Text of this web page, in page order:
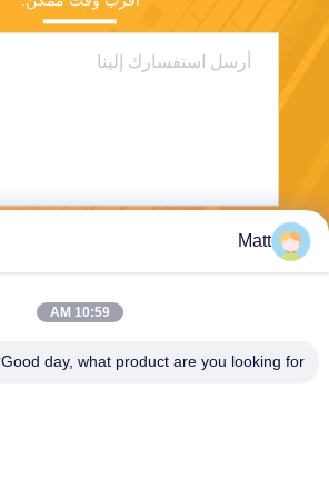
Matt
10:59 AM
Good day, what product are you looking for?